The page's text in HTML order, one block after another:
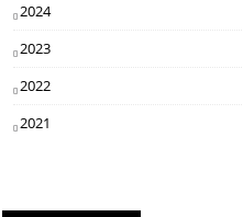
2024
2023
2022
2021